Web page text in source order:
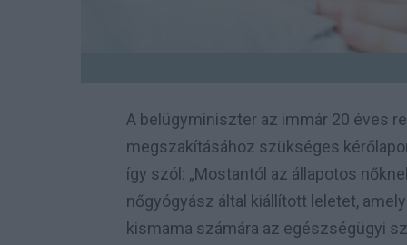
A belügyminiszter az immár 20 éves
megszakításához szükséges
így szól: „Mostantól az állapotos
nőgyógyász által kiállított leletet,
kismama számára az egészségügyi